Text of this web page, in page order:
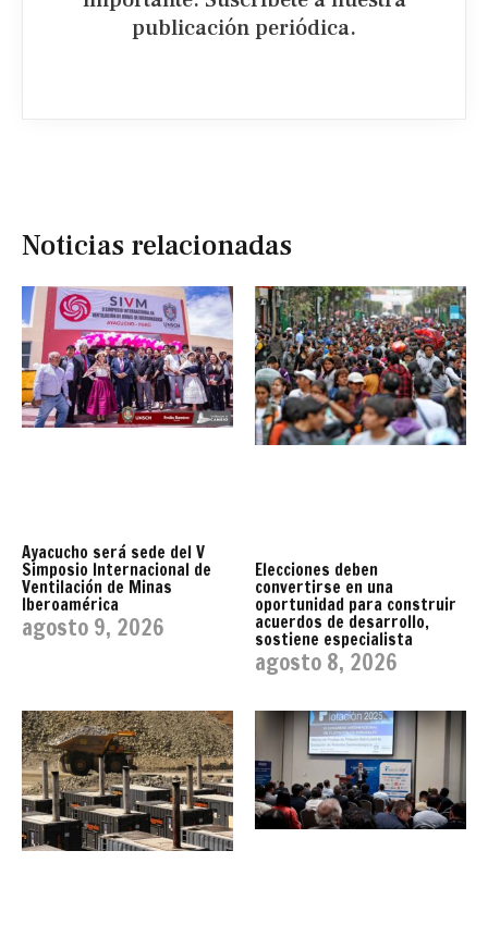
publicación periódica.​
Noticias relacionadas
Ayacucho será sede del V
Simposio Internacional de
Ventilación de Minas
Iberoamérica
agosto 9, 2026
Elecciones deben
convertirse en una
oportunidad para construir
acuerdos de desarrollo,
sostiene especialista
agosto 8, 2026